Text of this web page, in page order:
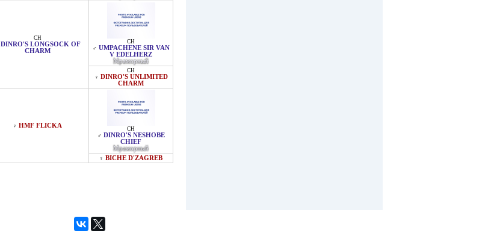
CH
DINRO'S LONGSOCK OF
CHARM
CH
♂ UMPACHENE SIR VAN
V EDELHERZ
Мраморный
CH
♀ DINRO'S UNLIMITED
CHARM
♀ HMF FLICKA
CH
♂ DINRO'S NESHOBE
CHIEF
Мраморный
♀ BICHE D'ZAGREB